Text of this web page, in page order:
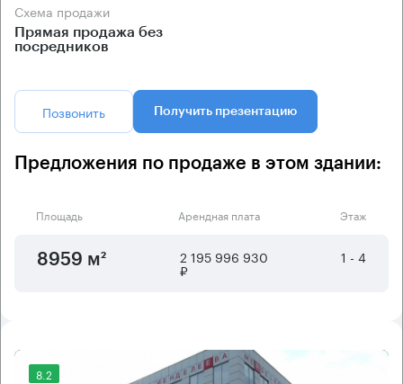
Схема продажи
Прямая продажа без
посредников
Позвонить Получить презентацию
Предложения по продаже в этом здании:
Площадь Арендная плата Этаж
8959 м² 2 195 996 930
₽
1 - 4
8.2